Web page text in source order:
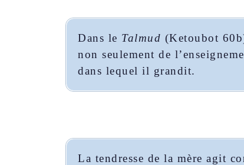
Dans le Talmud (Ketoubot
non seulement de
dans lequel il grandit.
La tendresse de la mère agit